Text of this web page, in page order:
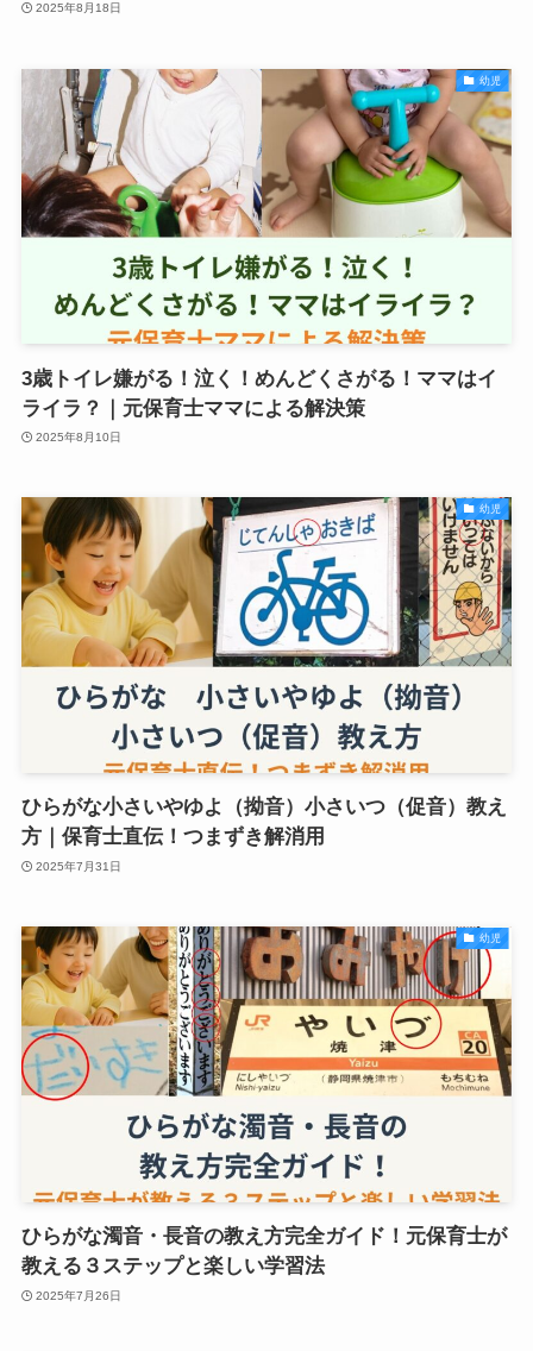
2025年8月18日
幼児
3歳トイレ嫌がる！泣く！めんどくさがる！ママはイ
ライラ？｜元保育士ママによる解決策
2025年8月10日
幼児
ひらがな小さいやゆよ（拗音）小さいつ（促音）教え
方｜保育士直伝！つまずき解消用
2025年7月31日
幼児
ひらがな濁音・長音の教え方完全ガイド！元保育士が
教える３ステップと楽しい学習法
2025年7月26日